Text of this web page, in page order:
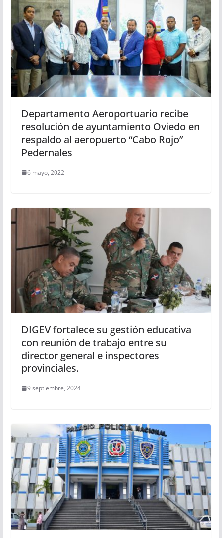
Departamento Aeroportuario recibe
resolución de ayuntamiento Oviedo en
respaldo al aeropuerto “Cabo Rojo”
Pedernales
6 mayo, 2022
DIGEV fortalece su gestión educativa
con reunión de trabajo entre su
director general e inspectores
provinciales.
9 septiembre, 2024